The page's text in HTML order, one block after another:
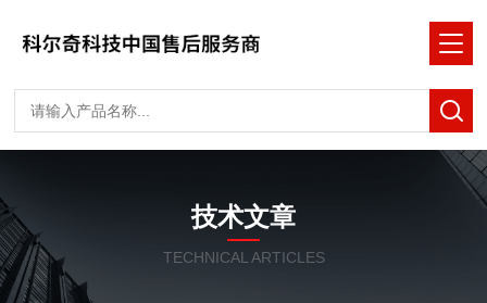
技术文章
TECHNICAL ARTICLES